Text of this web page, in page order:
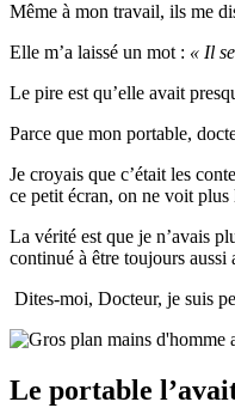
Même à mon travail, ils me
Elle m’a laissé un mot : « Il
Le pire est qu’elle avait
Parce que mon portable,
Je croyais que c’était les
ce petit écran, on ne voit plus
La vérité est que je n’avais
continué à être toujours aussi
Dites-moi, Docteur, je suis
Le portable